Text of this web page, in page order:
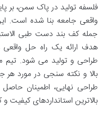
فلسفه تولید در پاک سمن، بر
واقعی جامعه بنا شده است.
جمله کف بند دست طبی
هدف ارائه یک راه حل واقعی
طراحی و تولید می شود.
بالا و نکته سنجی در مورد هر
طراحی نهایی، اطمینان
بالاترین استانداردهای کیفیت و